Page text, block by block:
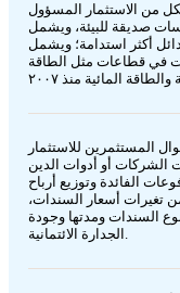
من الاستثمار المسؤول
صديقة للبيئة، ويشمل
أكثر استدامة؛ ويشمل
في قطاعات مثل الطاقة
المستثمرين للاستثمار
أو أدوات الدين
الفائدة وتوزيع أرباح
تغيرات أسعار السندات،
السندات ومدتها وجودة
الجدارة الائتمانية.